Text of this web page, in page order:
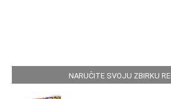
NARUČITE SVOJU ZBIRKU